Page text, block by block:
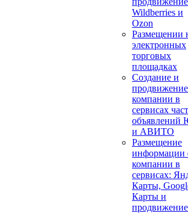
Wildberries и
Ozon
Размещении
электронных
торговых
площадках
Создание и
продвижение
компании в
сервисах
объявлений
и АВИТО
Размещение
информации
компании в
сервисах:
Карты,
Карты и
продвижение